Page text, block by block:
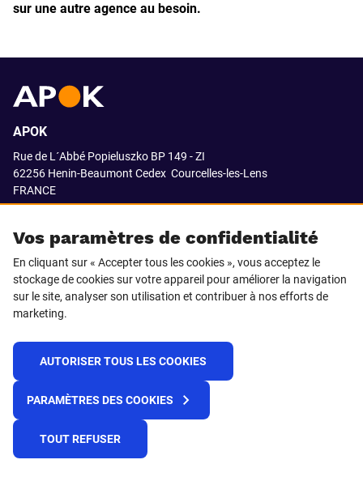
sur une autre agence au besoin.
Vos paramètres de confidentialité
En cliquant sur « Accepter tous les cookies », vous acceptez le
stockage de cookies sur votre appareil pour améliorer la navigation
sur le site, analyser son utilisation et contribuer à nos efforts de
marketing.
AUTORISER TOUS LES COOKIES
PARAMÈTRES DES COOKIES
TOUT REFUSER
APOK
Rue de L´Abbé Popieluszko BP 149 - ZI
62256 Henin-Beaumont Cedex Courcelles-les-Lens
FRANCE
SUIVEZ-NOUS SUR
© 2021 APOK